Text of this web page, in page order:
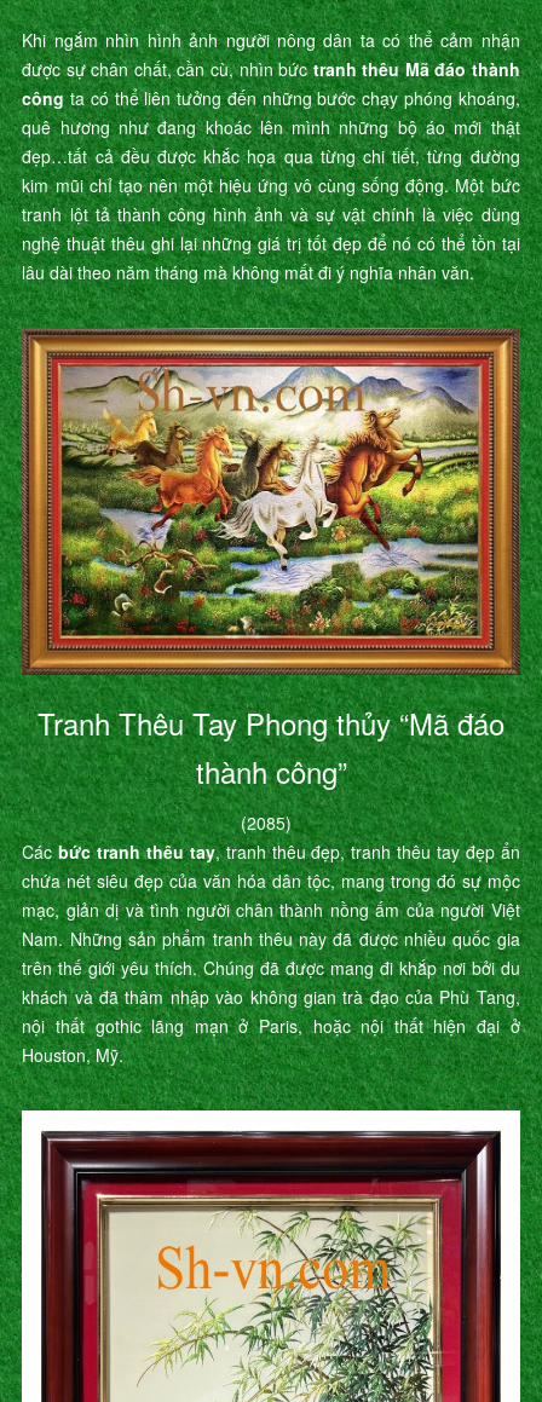
Khi ngắm nhìn hình ảnh người nông dân ta có thể cảm nhận
được sự chân chất, cần cù, nhìn bứctranh thêu Mã đáo thành
côngta có thể liên tưởng đến những bước chạy phóng khoáng,
quê hương như đang khoác lên mình những bộ áo mới thật
đẹp…tất cả đều được khắc họa qua từng chi tiết, từng đường
kim mũi chỉ tạo nên một hiệu ứng vô cùng sống động. Một bức
tranh lột tả thành công hình ảnh và sự vật chính là việc dùng
nghệ thuật thêu ghi lại những giá trị tốt đẹp để nó có thể tồn tại
lâu dài theo năm tháng mà không mất đi ý nghĩa nhân văn.
Tranh Thêu Tay Phong thủy “Mã đáo
thành công”
(2085)
Cácbức tranh thêu tay, tranh thêu đẹp, tranh thêu tay đẹp ẩn
chứa nét siêu đẹp của văn hóa dân tộc, mang trong đó sự mộc
mạc, giản dị và tình người chân thành nồng ấm của người Việt
Nam. Những sản phẩm tranh thêu này đã được nhiều quốc gia
trên thế giới yêu thích. Chúng đã được mang đi khắp nơi bởi du
khách và đã thâm nhập vào không gian trà đạo của Phù Tang,
nội thất gothic lãng mạn ở Paris, hoặc nội thất hiện đại ở
Houston, Mỹ.